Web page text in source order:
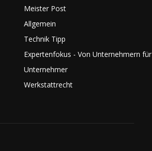
Meister Post
Allgemein
Technik Tipp
Expertenfokus - Von Unternehmern für
Unternehmer
Werkstattrecht